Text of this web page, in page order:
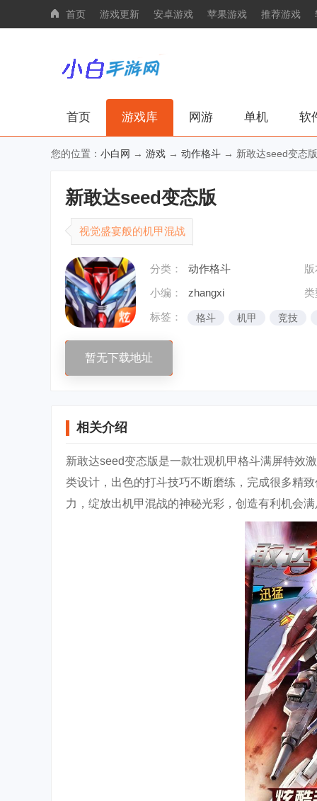
首页 游戏更新 安卓游戏 苹果游戏 推荐游戏
首页 游戏库 网游 单机 软
您的位置： 小白网 → 游戏 → 动作格斗 → 新敢达seed变态版
新敢达seed变态版
视觉盛宴般的机甲混战
分类： 动作格斗
小编：
zhangxi
标签：
格斗 机甲 竞技
暂无下载地址
相关介绍
新敢达seed变态版是一款壮观机甲格斗满屏特效
类设计，出色的打斗技巧不断磨练，完成很多精
力，绽放出机甲混战的神秘光彩，创造有利机会